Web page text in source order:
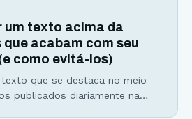
da Marvel, a audiência
de streamig
um texto acima da
que acabam com seu
como evitá-los)
que se destaca no meio
publicados diariamente na